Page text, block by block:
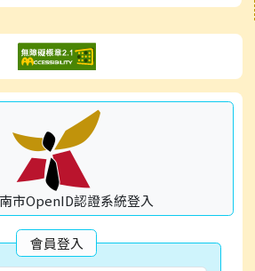
市OpenID認證系統登入
會員登入